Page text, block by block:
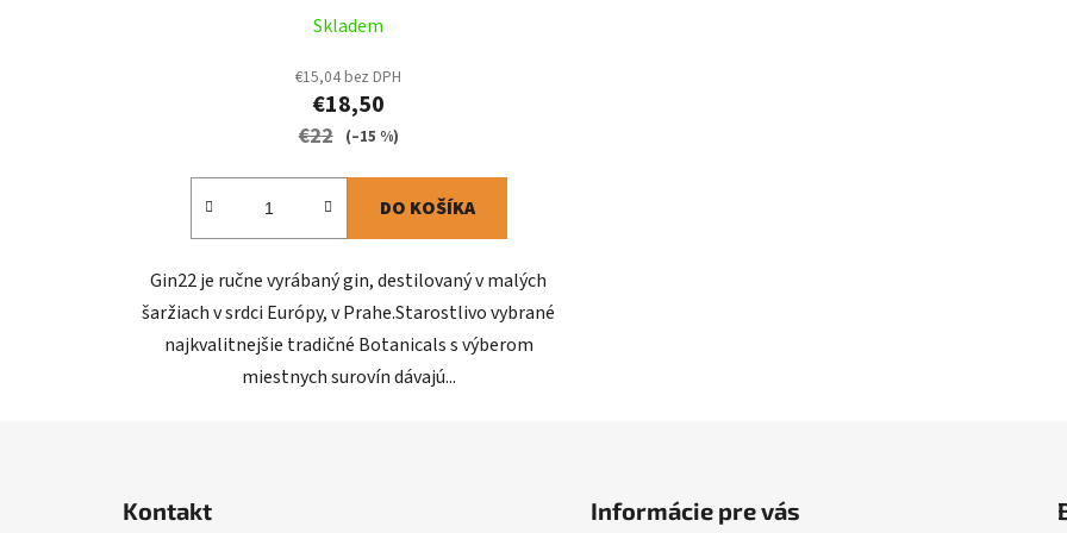
Skladem
€15,04 bez DPH
€18,50
€22 (–15 %)
DO KOŠÍKA
Gin22 je ručne vyrábaný gin, destilovaný v malých
šaržiach v srdci Európy, v Prahe.Starostlivo vybrané
najkvalitnejšie tradičné Botanicals s výberom
miestnych surovín dávajú...
Kontakt Informácie pre vás